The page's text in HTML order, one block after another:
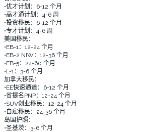
•优才计划：6-12 个月
•高才通计划：4-6 周
•投资移民：6-12 个月
•专才计划：4-6 周
美国移民：
•EB-1：12-24 个月
•EB-2 NIW：12-36 个月
•EB-5：24-60 个月
•L-1：3-6 个月
加拿大移民：
•EE快速通道：6-12 个月
•省提名PNP：12-24 个月
•SUV创业移民：12-24 个月
•自雇移民：24-36 个月
岛国护照：
•圣基茨：3-6 个月